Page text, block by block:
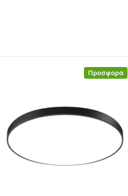
Προσφορά